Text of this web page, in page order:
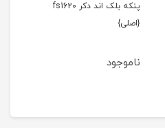
پنکه بلک اند دکر fs1620
{اصلی}
ناموجود